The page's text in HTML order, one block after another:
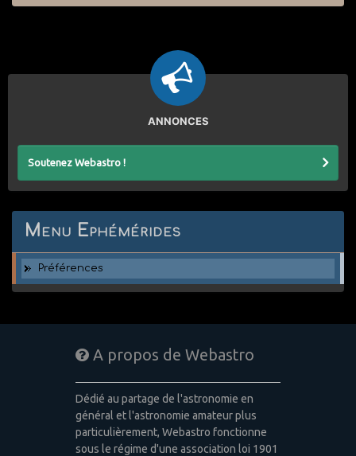
ANNONCES
Soutenez Webastro !
Menu Ephémérides
Préférences
A propos de Webastro
Dédié au partage de l'astronomie en
général et l'astronomie amateur plus
particulièrement, Webastro fonctionne
sous le régime d'une association loi 1901